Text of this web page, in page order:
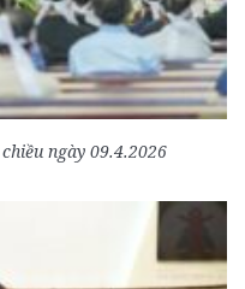
ngày 09.4.2026